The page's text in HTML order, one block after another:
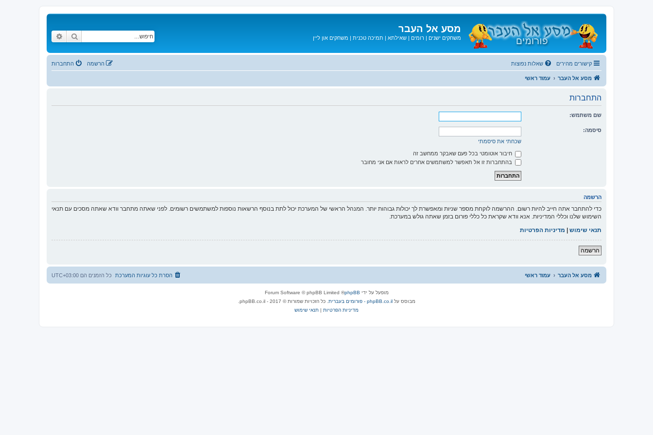
מסע אל העבר
משחקים ישנים | רומים | שאילתא | תמיכה טכנית | משחקים און ליין חיפוש
קישורים מהירים שאלות נפוצות התחברות הרשמה
מסע אל העבר עמוד ראשי
התחברות
שם משתמש:
סיסמה:
שכחתי את סיסמתי
חיבור אוטומטי בכל פעם שאבקר ממחשב זה
בהתחברות זו אל תאפשר למשתמשים אחרים לראות אם אני מחובר
הרשמה
כדי להתחבר אתה חייב להיות רשום. ההרשמה לוקחת מספר שניות ומאפשרת לך יכולות גבוהות יותר. המנהל הראשי של המערכת יכול לתת בנוסף הרשאות נוספות למשתמשים רשומים. לפני שאתה מתחבר וודא שאתה מסכים עם תנאי
השימוש שלנו וכללי המדיניות. אנא וודא שקראת כל כללי פורום בזמן שאתה גולש במערכת.
תנאי שימוש | מדיניות הפרטיות
הרשמה
מסע אל העבר עמוד ראשי כל הזמנים הם UTC+03:00 הסרת כל עוגיות המערכת
מופעל על ידי phpBB
® Forum Software © phpBB Limited
מבוסס עלphpBB.co.il - פורומים בעברית
. כל הזכויות שמורות © 2017 - phpBB.co.il.
מדיניות הפרטיות | תנאי שימוש